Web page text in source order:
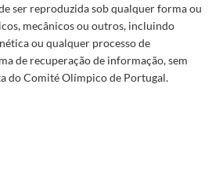
ser reproduzida sob qualquer forma ou
mecânicos ou outros, incluindo
ou qualquer processo de
de recuperação de informação, sem
do Comité Olímpico de Portugal.